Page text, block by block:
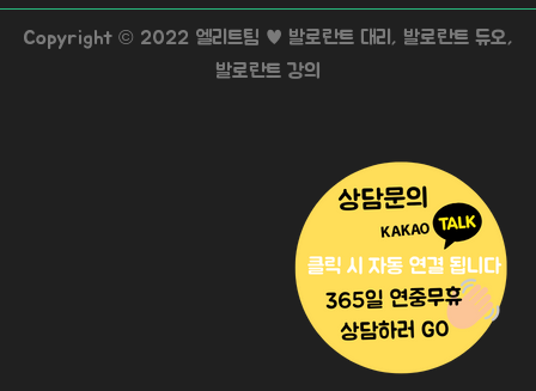
Copyright © 2022 엘리트팀 ♥ 발로란트 대리, 발로란트 듀오,
발로란트 강의